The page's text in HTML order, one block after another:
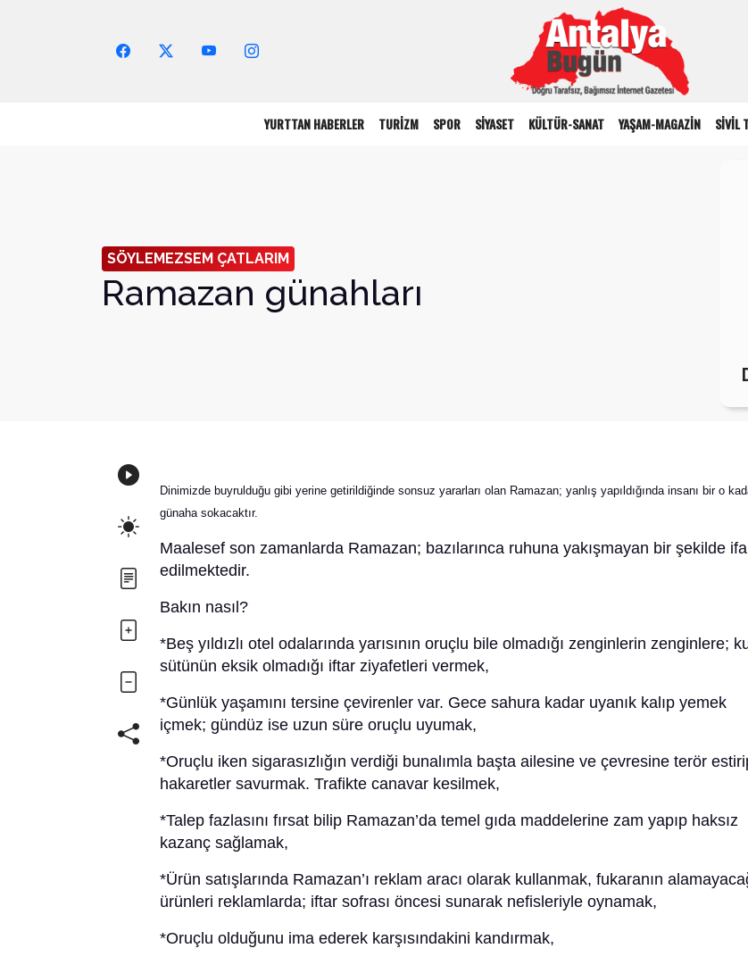
YURTTAN HABERLER TURİZM SPOR SİYASET KÜLTÜR-SANAT YAŞAM-MAGAZİN SİVİL
SÖYLEMEZSEM ÇATLARIM
Ramazan günahları
Dinimizde buyrulduğu gibi yerine getirildiğinde sonsuz yararları olan Ramazan; yanlış yapıldığında insanı bir o
günaha sokacaktır.
Maalesef son zamanlarda Ramazan; bazılarınca ruhuna yakışmayan bir şekilde ifa
edilmektedir.
Bakın nasıl?
*Beş yıldızlı otel odalarında yarısının oruçlu bile olmadığı zenginlerin zenginlere;
sütünün eksik olmadığı iftar ziyafetleri vermek,
*Günlük yaşamını tersine çevirenler var. Gece sahura kadar uyanık kalıp yemek
içmek; gündüz ise uzun süre oruçlu uyumak,
*Oruçlu iken sigarasızlığın verdiği bunalımla başta ailesine ve çevresine terör
hakaretler savurmak. Trafikte canavar kesilmek,
*Talep fazlasını fırsat bilip Ramazan’da temel gıda maddelerine zam yapıp haksız
kazanç sağlamak,
*Ürün satışlarında Ramazan’ı reklam aracı olarak kullanmak, fukaranın
ürünleri reklamlarda; iftar sofrası öncesi sunarak nefisleriyle oynamak,
*Oruçlu olduğunu ima ederek karşısındakini kandırmak,
Arama Yap!